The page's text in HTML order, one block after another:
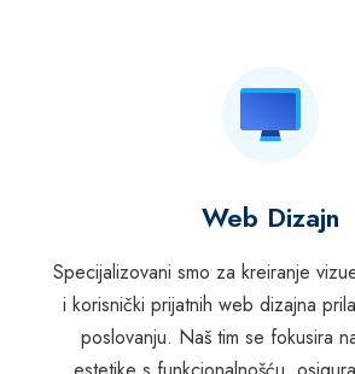
Web Dizajn
Specijalizovani smo za kreiranje
i korisnički prijatnih web dizajna
poslovanju. Naš tim se fokusira